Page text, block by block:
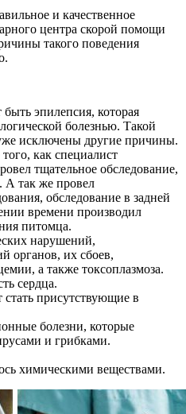
и качественное
центра скорой помощи
такого поведения
эпилепсия, которая
болезнью. Такой
исключены другие причины.
как специалист
тщательное обследование,
А так же провел
обследование в задней
времени производил
питомца.
нарушений,
органов, их сбоев,
а также токсоплазмоза.
сердца.
присутствующие в
болезни, которые
и грибками.
химическими веществами.